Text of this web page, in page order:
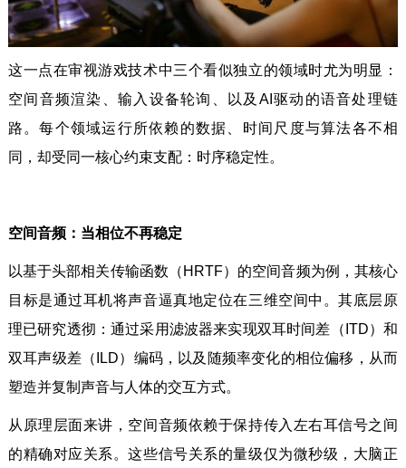
这一点在审视游戏技术中三个看似独立的领域时尤为明显：
空间音频渲染、输入设备轮询、以及AI驱动的语音处理链
路。每个领域运行所依赖的数据、时间尺度与算法各不相
同，却受同一核心约束支配：时序稳定性。
空间音频：当相位不再稳定
以基于头部相关传输函数（HRTF）的空间音频为例，其核心
目标是通过耳机将声音逼真地定位在三维空间中。其底层原
理已研究透彻：通过采用滤波器来实现双耳时间差（ITD）和
双耳声级差（ILD）编码，以及随频率变化的相位偏移，从而
塑造并复制声音与人体的交互方式。
从原理层面来讲，空间音频依赖于保持传入左右耳信号之间
的精确对应关系。这些信号关系的量级仅为微秒级，大脑正